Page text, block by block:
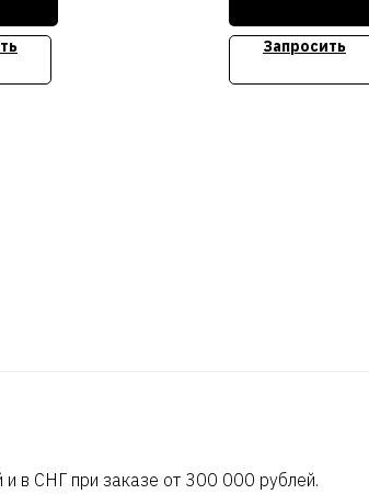
Запросить
в СНГ при заказе от 300 000 рублей.